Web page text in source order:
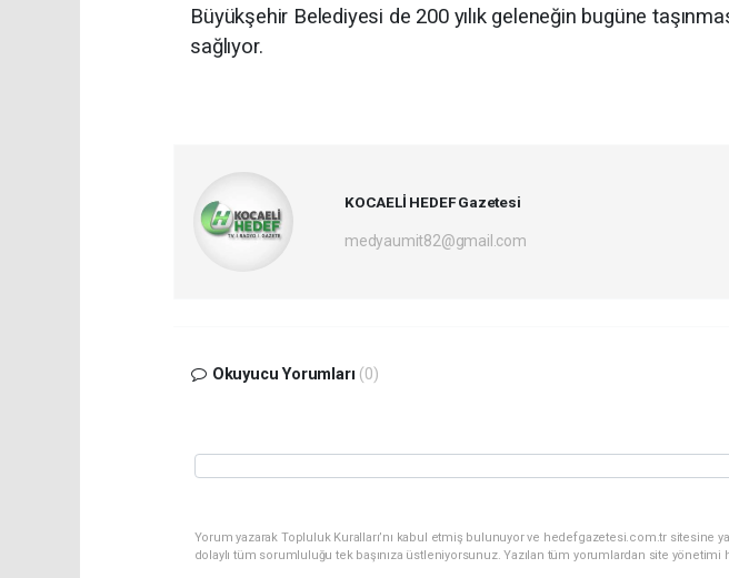
Büyükşehir Belediyesi de 200 yılık geleneğin bugüne
sağlıyor.
KOCAELİ HEDEF Gazetesi
medyaumit82@gmail.com
Okuyucu Yorumları (0)
Yorum yazarak Topluluk Kuralları’nı kabul etmiş bulunuyor ve hedefgazetesi.com.tr sitesine
dolaylı tüm sorumluluğu tek başınıza üstleniyorsunuz. Yazılan tüm yorumlardan site